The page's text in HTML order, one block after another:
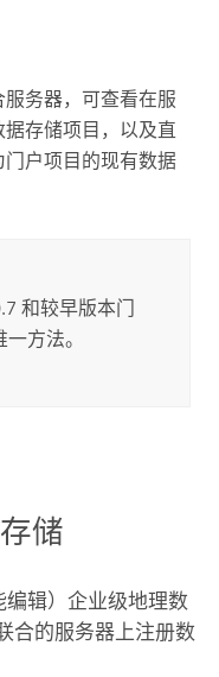
务器，可查看在服
存储项目，以及直
户项目的现有数据
和较早版本门
方法。
储
辑）企业级地理数
合的服务器上注册数